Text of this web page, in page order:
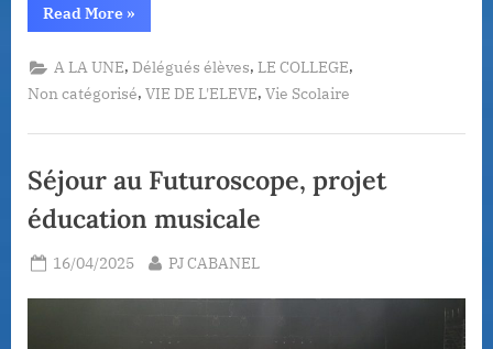
Read More“De
l’autre
du
Harcèlement…”
»
A LA UNE,Délégués élèves,LE COLLEGE,
Non catégorisé, VIE DE L'ELEVE, Vie Scolaire
Séjour au Futuroscope, projet
éducation musicale
Posted
16/04/2025 By
PJ CABANEL